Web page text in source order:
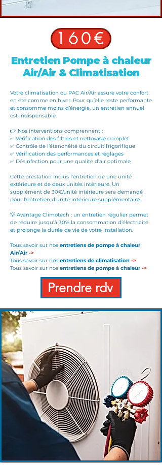
160€
Entretien Pompe à chaleur
Air/Air & Climatisation
Votre climatisation ou PAC Air/Air assure votre confort
en été comme en hiver. Pour qu’elle reste performante
et consomme moins d’énergie, un entretien annuel
est indispensable.
👉 Nos interventions comprennent :
✅ Vérification des filtres et nettoyage complet
✅ Contrôle de l’étanchéité du circuit frigorifique
✅ Vérification des performances et réglages
✅ Désinfection pour une qualité d’air optimale​
Cette prestation inclus l'entretien de une unité
extérieure et de deux unités intérieure. Un
supplément de 30€/unité intérieure sera demandé
pour l'entretien d'unité intérieure supplémentaire.
💡 Avantage Climotech : un entretien régulier permet
de réduire jusqu’à 30% la consommation d’électricité
et prolonge la durée de vie de votre installation.
Tous savoir sur nos entretiens de pompe à chaleur
Air/Air ->
Tous savoir sur nos entretiens de climatisation ->
Tous savoir sur nos entretiens de pompe à chaleur ->
Prendre rdv